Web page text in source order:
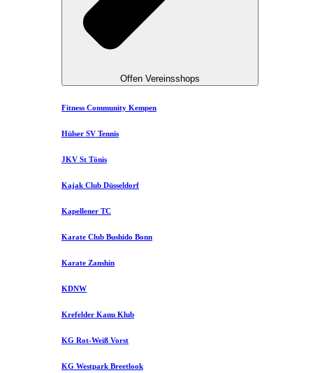
Offen Vereinsshops
Fitness Community Kempen
Hülser SV Tennis
JKV St Tönis
Kajak Club Düsseldorf
Kapellener TC
Karate Club Bushido Bonn
Karate Zanshin
KDNW
Krefelder Kanu Klub
KG Rot-Weiß Vorst
KG Westpark Breetlook